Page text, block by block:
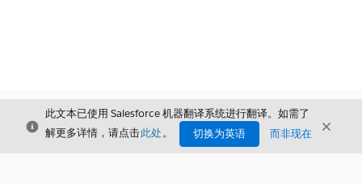
关闭
此文本已使用 Salesforce 机器翻译系统进行翻译。如需了
解更多详情，请点击此处。 切换为英语 而非现在 关闭